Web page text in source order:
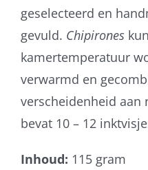
geselecteerd en
gevuld. Chipirones
kamertemperatuur
verwarmd en
verscheidenheid aan
bevat 10 – 12
Inhoud: 115 gram